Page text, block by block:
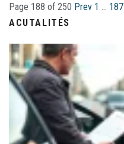
Page 188 of 250 Prev 1 … 187
ACUTALITÉS